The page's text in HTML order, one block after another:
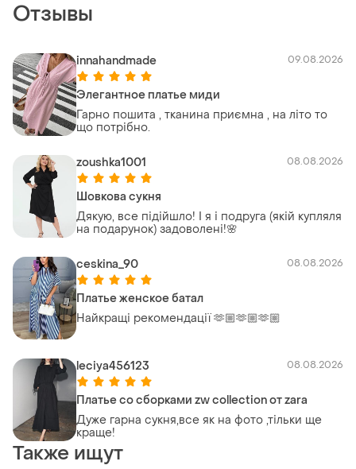
Отзывы
innahandmade 09.08.2026
Элегантное платье миди
Гарно пошита , тканина приємна , на літо то
що потрібно.
zoushka1001 08.08.2026
Шовкова сукня
Дякую, все підійшло! І я і подруга (якій купляля
на подарунок) задоволені!🌸
ceskina_90 08.08.2026
Платье женское батал
Найкращі рекомендації 🫶🏼🫶🏼🫶🏼
leciya456123 08.08.2026
Платье со сборками zw collection от zara
Дуже гарна сукня,все як на фото ,тільки ще
краще!
Также ищут